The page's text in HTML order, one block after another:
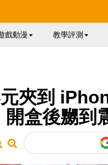
戲動漫 教學評測
夾到
開盒後嬲到